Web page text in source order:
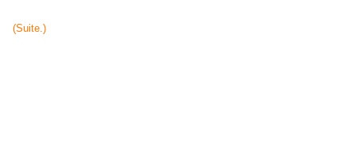
(Suite.)